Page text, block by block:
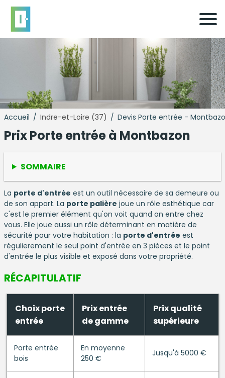
Accueil / Indre-et-Loire (37) / Devis Porte entrée -
Prix Porte entrée à Montbazon
SOMMAIRE
La porte d'entrée est un outil nécessaire de sa demeure ou
de son appart. La porte palière joue un rôle esthétique car
c'est le premier élément qu'on voit quand on entre chez
vous. Elle joue aussi un rôle déterminant en matière de
sécurité pour votre habitation : la porte d'entrée est
régulierement le seul point d'entrée en 3 pièces et le point
d'entrée le plus visible et exposé dans votre propriété.
RÉCAPITULATIF
Choix porte
entrée
Prix entrée
de gamme
Prix qualité
supérieure
Porte entrée
bois
En moyenne
250 €
Jusqu'à 5000 €